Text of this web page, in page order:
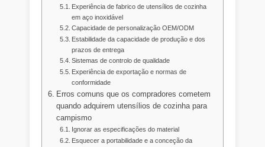
Experiência de fabrico de utensílios de cozinha
em aço inoxidável
Capacidade de personalização OEM/ODM
Estabilidade da capacidade de produção e dos
prazos de entrega
Sistemas de controlo de qualidade
Experiência de exportação e normas de
conformidade
Erros comuns que os compradores cometem
quando adquirem utensílios de cozinha para
campismo
Ignorar as especificações do material
Esquecer a portabilidade e a conceção da